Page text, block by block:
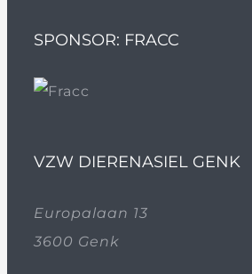
SPONSOR: FRACC
VZW DIERENASIEL GENK
Europalaan 13
3600 Genk